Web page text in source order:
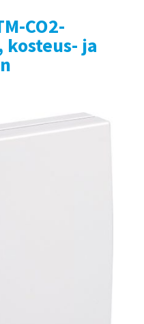
CO2-
kosteus- ja